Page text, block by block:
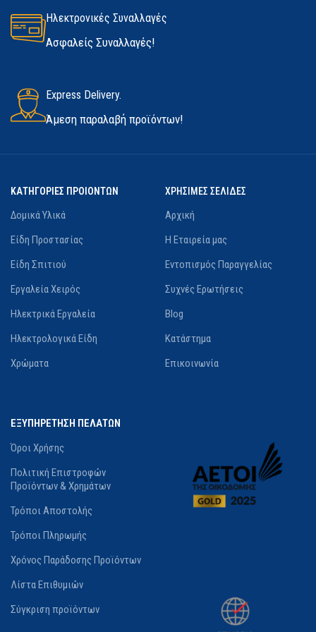
Ηλεκτρονικές Συναλλαγές
Ασφαλείς Συναλλαγές!
Express Delivery.
Άμεση παραλαβή προϊόντων!
ΚΑΤΗΓΟΡΙΕΣ ΠΡΟΙΟΝΤΩΝ
Δομικά Υλικά
Είδη Προστασίας
Είδη Σπιτιού
Εργαλεία Χειρός
Ηλεκτρικά Εργαλεία
Ηλεκτρολογικά Είδη
Χρώματα
ΧΡΗΣΙΜΕΣ ΣΕΛΙΔΕΣ
Αρχική
Η Εταιρεία μας
Εντοπισμός Παραγγελίας
Συχνές Ερωτήσεις
Blog
Κατάστημα
Επικοινωνία
ΕΞΥΠΗΡΕΤΗΣΗ ΠΕΛΑΤΩΝ
Όροι Χρήσης
Πολιτική Επιστροφών
Προϊόντων & Χρημάτων
Τρόποι Αποστολής
Τρόποι Πληρωμής
Χρόνος Παράδοσης Προϊόντων
Λίστα Επιθυμιών
Σύγκριση προϊόντων